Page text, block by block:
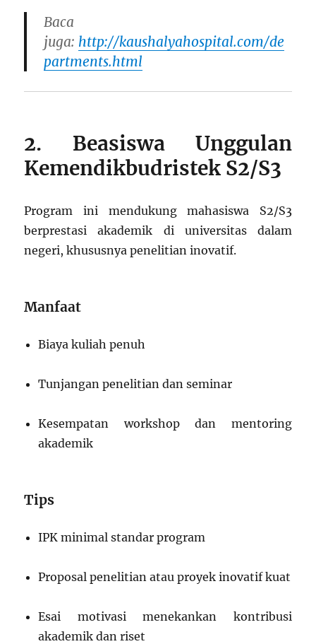
Baca
juga: http://kaushalyahospital.com/de
partments.html
2. Beasiswa Unggulan
Kemendikbudristek S2/S3
Program ini mendukung mahasiswa S2/S3
berprestasi akademik di universitas dalam
negeri, khususnya penelitian inovatif.
Manfaat
Biaya kuliah penuh
Tunjangan penelitian dan seminar
Kesempatan workshop dan mentoring
akademik
Tips
IPK minimal standar program
Proposal penelitian atau proyek inovatif kuat
Esai motivasi menekankan kontribusi
akademik dan riset